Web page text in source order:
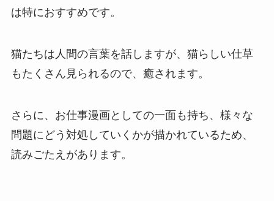
は特におすすめです。
猫たちは人間の言葉を話しますが、猫らしい仕草
もたくさん見られるので、癒されます。
さらに、お仕事漫画としての一面も持ち、様々な
問題にどう対処していくかが描かれているため、
読みごたえがあります。